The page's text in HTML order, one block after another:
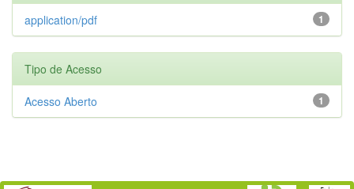
1
application/pdf
Tipo de Acesso
1
Acesso Aberto